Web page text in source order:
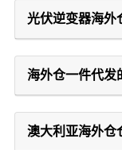
光伏逆变器海外
海外仓一件代发
澳大利亚海外仓